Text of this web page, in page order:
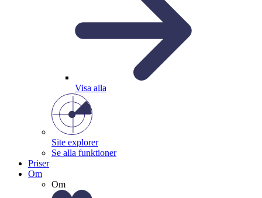
Visa alla
Site explorer
Se alla funktioner
Priser
Om
Om